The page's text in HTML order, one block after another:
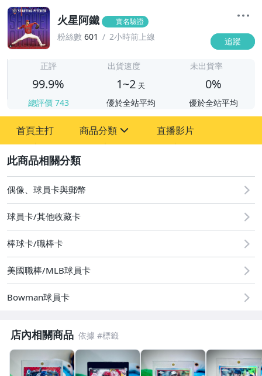
火星阿鐵 實名驗證
粉絲數 601 2小時前上線 追蹤
正評
99.9%
總評價 743
出貨速度
1~2 天
優於全站平均
未出貨率
0%
優於全站平均
首頁主打 商品分類
偶像、球員卡與郵幣
直播影片
偶像、球員卡與郵幣
球員卡/其他收藏卡
棒球卡/職棒卡
美國職棒/MLB球員卡
Bowman球員卡
店內相關商品